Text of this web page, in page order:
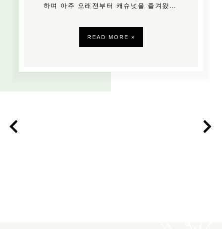
하며 아주 오래전부터 캐슈넛을 즐겨왔…
READ MORE »